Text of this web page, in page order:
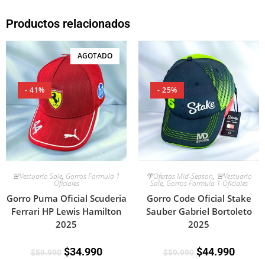
Productos relacionados
AGOTADO
- 41%
🚨Vestuario Sale, Gorros Formula 1
Oficiales
Gorro Puma Oficial Scuderia
Ferrari HP Lewis Hamilton
2025
$59.990 $34.990
- 25%
🌴Ofertas Mid-Season, 🚨Vestuario
Sale, Gorros Formula 1 Oficiales
Gorro Code Oficial Stake
Sauber Gabriel Bortoleto
2025
$59.990 $44.990